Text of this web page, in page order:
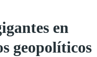
en
geopolíticos